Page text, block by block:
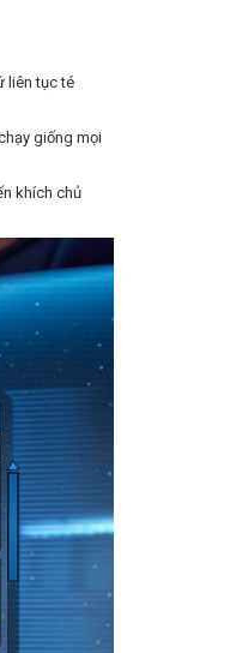
liên tục té
giống mọi
khích chủ